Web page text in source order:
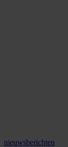
nieuwsberichten